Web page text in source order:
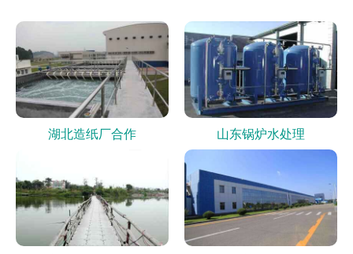
湖北造纸厂合作 山东锅炉水处理